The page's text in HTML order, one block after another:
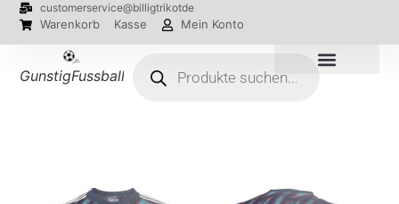
customerservice@billigtrikotde
Warenkorb Kasse Mein Konto
GunstigFussballTrikot